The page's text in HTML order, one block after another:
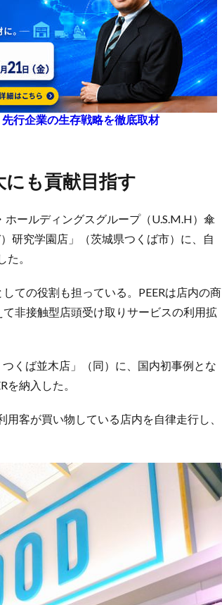
行企業の生存戦略を徹底取材
にも貢献目指す
ールディングスグループ（U.S.M.H）傘
研究学園店」（茨城県つくば市）に、自
。
ての役割も担っている。PEERは店内の商
非接触型店頭受け取りサービスの利用拡
くば並木店」（同）に、国内初事例とな
納入した。
客が買い物している店内を自律走行し、